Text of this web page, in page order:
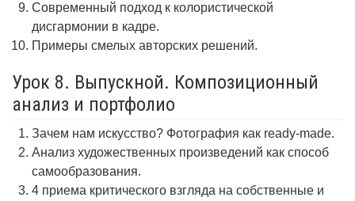
Современный подход к колористической
дисгармонии в кадре.
Примеры смелых авторских решений.
Урок 8. Выпускной. Композиционный
анализ и портфолио
Зачем нам искусство? Фотография как ready-made.
Анализ художественных произведений как способ
самообразования.
4 приема критического взгляда на собственные и